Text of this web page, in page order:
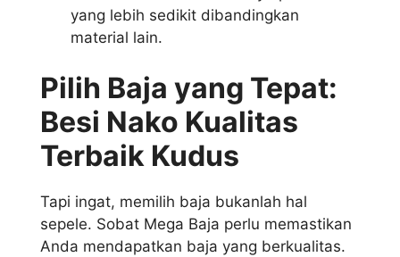
yang lebih sedikit dibandingkan
material lain.
Pilih Baja yang Tepat:
Besi Nako Kualitas
Terbaik Kudus
Tapi ingat, memilih baja bukanlah hal
sepele. Sobat Mega Baja perlu memastikan
Anda mendapatkan baja yang berkualitas.